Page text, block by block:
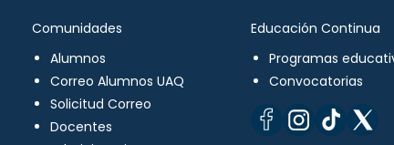
Comunidades
Alumnos
Correo Alumnos UAQ
Solicitud Correo
Docentes
Educación Continua
Programas
Convocatorias